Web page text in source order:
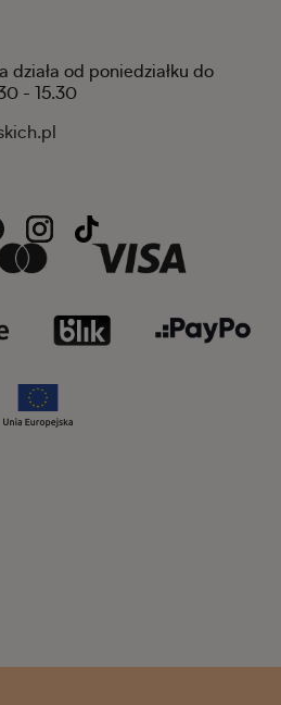
działa od poniedziałku do
- 15.30